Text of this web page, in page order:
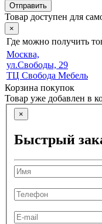
Отправить
Товар доступен для
×
Где можно получить
Москва,
ул.Свободы, 29
ТЦ Свобода Мебель
Корзина покупок
Товар уже добавлен в
×
Быстрый